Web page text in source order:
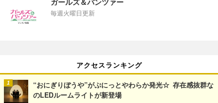
ガールズ＆パンツァー
毎週火曜日更新
アクセスランキング
“おにぎりぼうや”がぷにっとやわらか発光☆ 存在感抜群な
のLEDルームライトが新登場